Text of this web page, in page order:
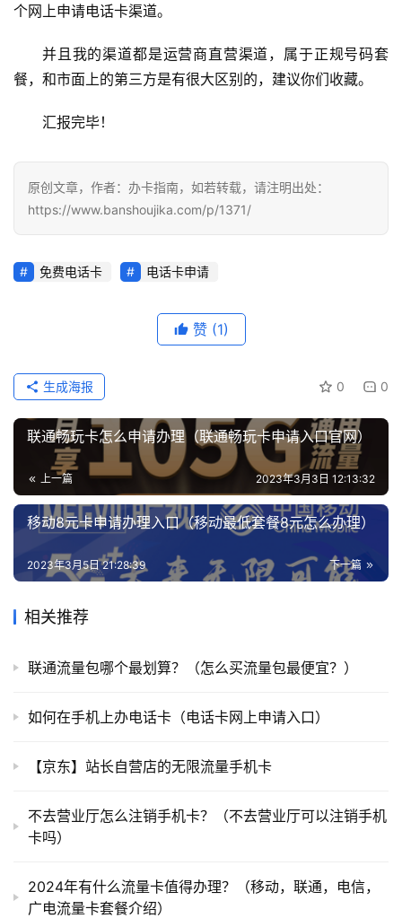
选
个网上申请电话卡渠道。
并且我的渠道都是运营商直营渠道，属于正规号码套
餐，和市面上的第三方是有很大区别的，建议你们收藏。
汇报完毕！
原创文章，作者：办卡指南，如若转载，请注明出处：
https://www.banshoujika.com/p/1371/
免费电话卡 电话卡申请
赞 (1)
0 0
生成海报
联通畅玩卡怎么申请办理（联通畅玩卡申请入口官网）
上一篇 2023年3月3日 12:13:32
移动8元卡申请办理入口（移动最低套餐8元怎么办理）
下一篇
2023年3月5日 21:28:39
相关推荐
联通流量包哪个最划算？（怎么买流量包最便宜？）
如何在手机上办电话卡（电话卡网上申请入口）
【京东】站长自营店的无限流量手机卡
不去营业厅怎么注销手机卡？（不去营业厅可以注销手机
卡吗）
2024年有什么流量卡值得办理？（移动，联通，电信，
广电流量卡套餐介绍）